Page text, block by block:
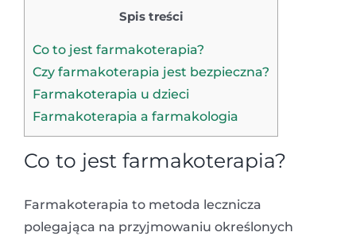
Spis treści
Co to jest farmakoterapia?
Czy farmakoterapia jest bezpieczna?
Farmakoterapia u dzieci
Farmakoterapia a farmakologia
Co to jest farmakoterapia?
Farmakoterapia to metoda lecznicza
polegająca na przyjmowaniu określonych